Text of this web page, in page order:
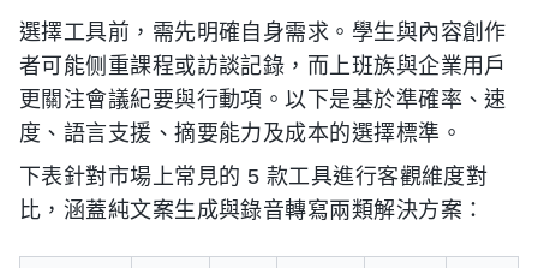
選擇工具前，需先明確自身需求。學生與內容創作
者可能侧重課程或訪談記錄，而上班族與企業用戶
更關注會議紀要與行動項。以下是基於準確率、速
度、語言支援、摘要能力及成本的選擇標準。
下表針對市場上常見的 5 款工具進行客觀維度對
比，涵蓋純文案生成與錄音轉寫兩類解決方案：